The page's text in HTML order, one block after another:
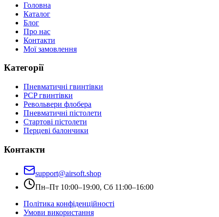
Головна
Каталог
Блог
Про нас
Контакти
Мої замовлення
Категорії
Пневматичні гвинтівки
PCP гвинтівки
Револьвери флобера
Пневматичні пістолети
Стартові пістолети
Перцеві балончики
Контакти
support@airsoft.shop
Пн–Пт 10:00–19:00, Сб 11:00–16:00
Політика конфіденційності
Умови використання